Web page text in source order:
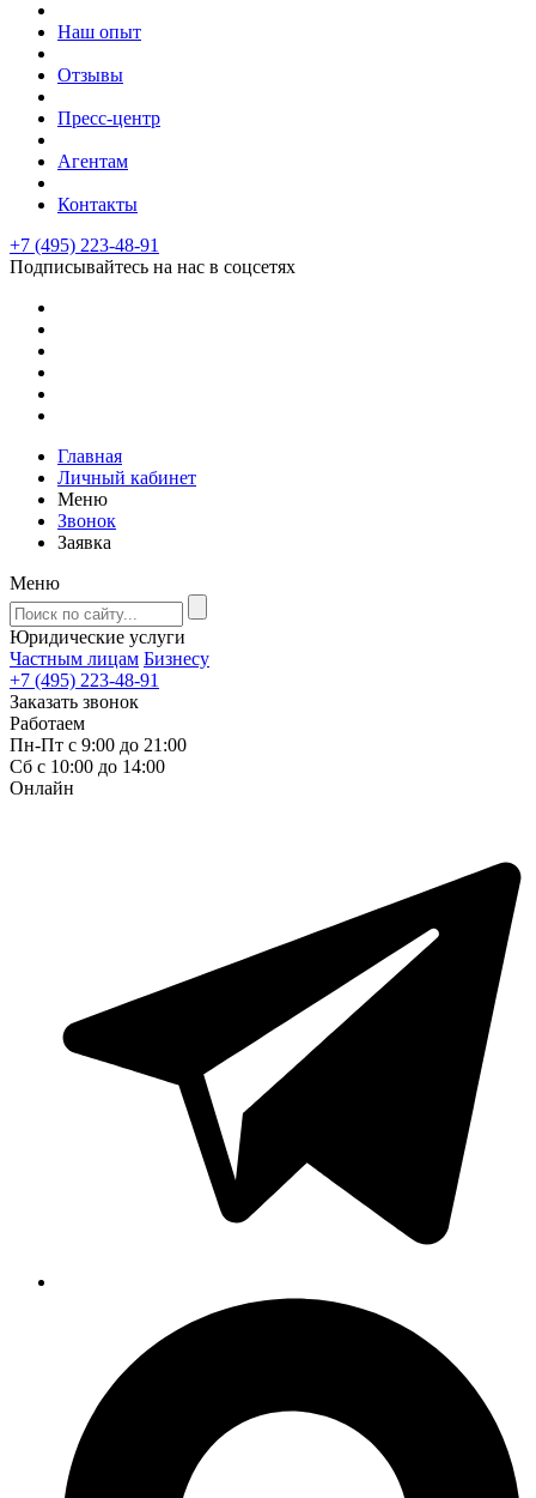
Наш опыт
Отзывы
Пресс-центр
Агентам
Контакты
+7 (495) 223-48-91
Подписывайтесь на нас в соцсетях
Главная
Личный кабинет
Меню
Звонок
Заявка
Меню
Юридические услуги
Частным лицам Бизнесу
+7 (495) 223-48-91
Заказать звонок
Работаем
Пн-Пт с 9:00 до 21:00
Сб с 10:00 до 14:00
Онлайн